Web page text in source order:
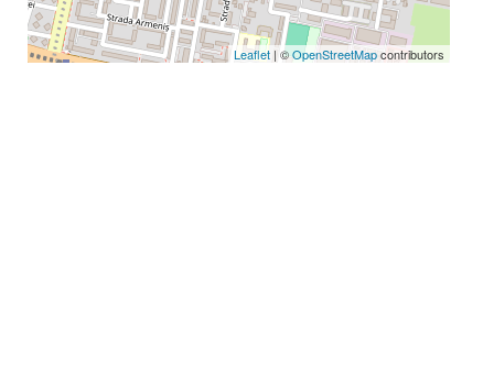
Leaflet | ©OpenStreetMapcontributors